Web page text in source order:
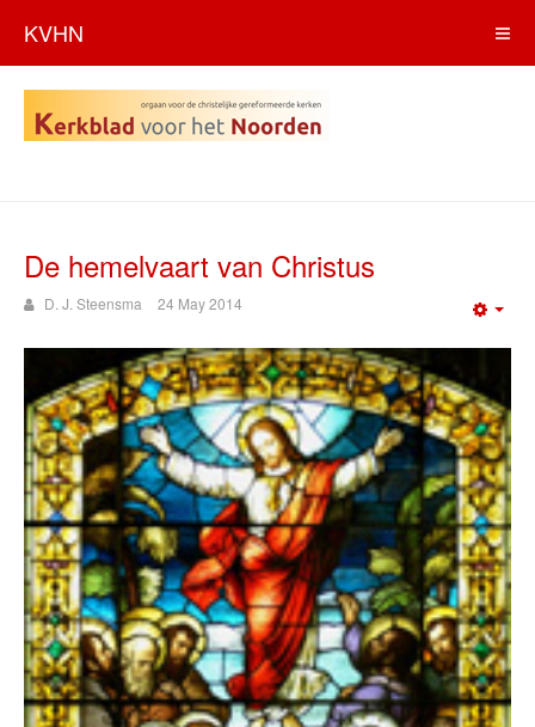
KVHN
De hemelvaart van Christus
D. J. Steensma 24 May 2014